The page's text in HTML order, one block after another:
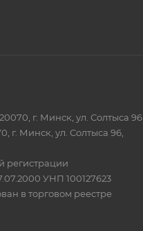
г. Минск, ул. Солтыса 96
г. Минск, ул. Солтыса 96,
регистрации
УНП 100127623
в торговом реестре